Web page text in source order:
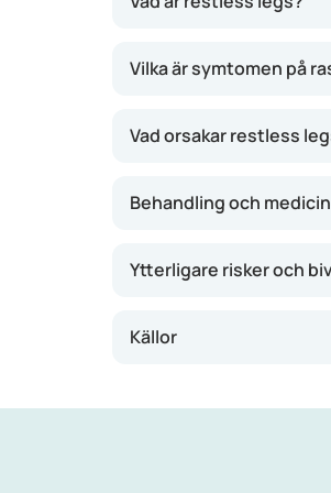
Sjukdomen är inte
den där obehagliga
ofrivilligt när du sover.
Vilka är symtomen på
Vad orsakar restless
Behandling och
Ytterligare risker och
Källor